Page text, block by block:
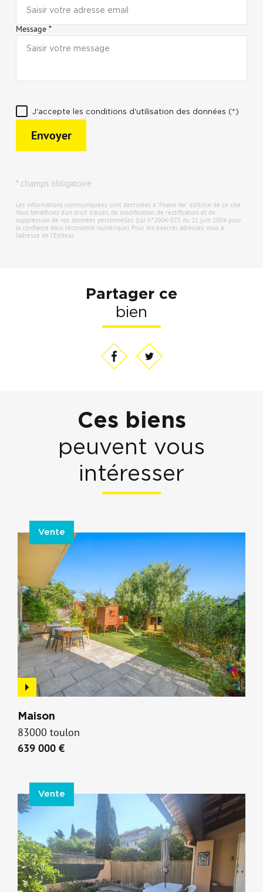
Message *
J'accepte les conditions d'utilisation des données (*)
Envoyer
* champs obligatoire
Les informations communiquées sont destinées à "Fnaim Var" éditrice de ce site.
Vous bénéficiez d'un droit d'accès, de modification, de rectification et de
suppression de vos données personnelles (Loi n°2004-575 du 21 juin 2004 pour
la confiance dans l'économie numérique). Pour les exercer, adressez vous à
l’adresse de l’Editeur.
Partager ce
bien
Ces biens
peuvent vous
intéresser
Vente
Maison
83000 toulon
639 000 €
Vente